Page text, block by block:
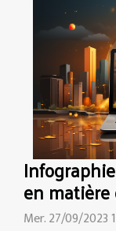
en matière
Mer. 27/09/2023